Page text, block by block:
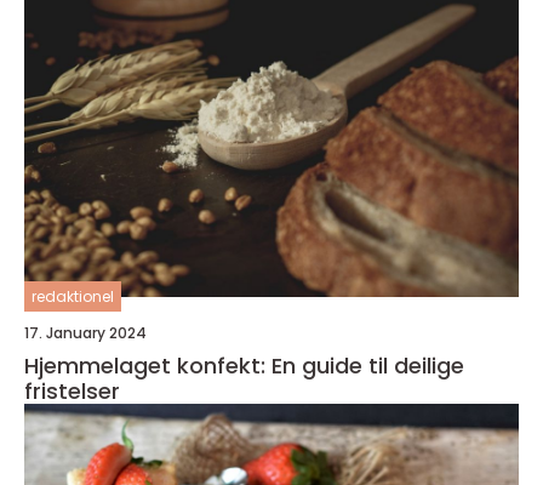
redaktionel
17. January 2024
Hjemmelaget konfekt: En guide til deilige
fristelser